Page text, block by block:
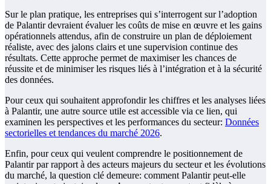
Sur le plan pratique, les entreprises qui s’interrogent sur l’adoption
de Palantir devraient évaluer les coûts de mise en œuvre et les gains
opérationnels attendus, afin de construire un plan de déploiement
réaliste, avec des jalons clairs et une supervision continue des
résultats. Cette approche permet de maximiser les chances de
réussite et de minimiser les risques liés à l’intégration et à la sécurité
des données.
Pour ceux qui souhaitent approfondir les chiffres et les analyses liées
à Palantir, une autre source utile est accessible via ce lien, qui
examinen les perspectives et les performances du secteur: Données
sectorielles et tendances du marché 2026.
Enfin, pour ceux qui veulent comprendre le positionnement de
Palantir par rapport à des acteurs majeurs du secteur et les évolutions
du marché, la question clé demeure: comment Palantir peut-elle